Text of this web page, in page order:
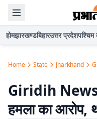
होमझारखण्डबिहारउत्तर प्रदेशपश्चिम
Home State Jharkhand
Giridih News
हमला का आरोप,